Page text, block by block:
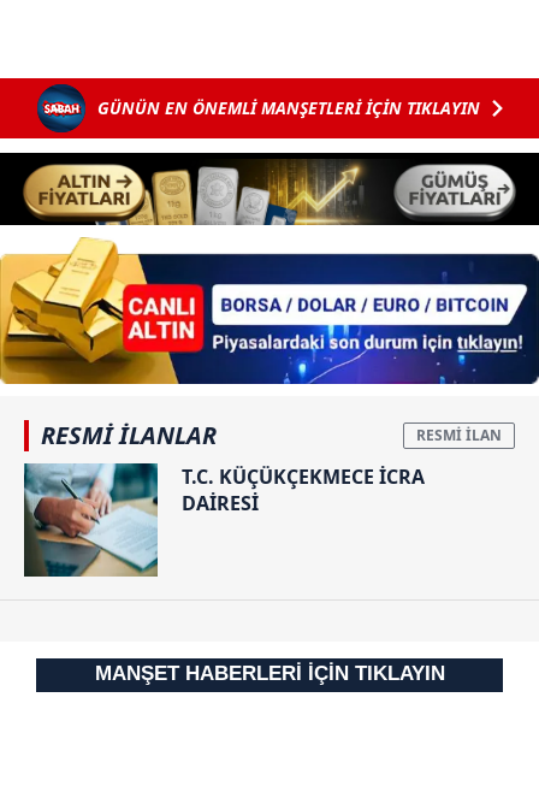
GÜNÜN EN ÖNEMLİ MANŞETLERİ İÇİN TIKLAYIN
RESMİ İLANLAR
T.C. KÜÇÜKÇEKMECE İCRA
DAİRESİ
MANŞET HABERLERİ İÇİN TIKLAYIN